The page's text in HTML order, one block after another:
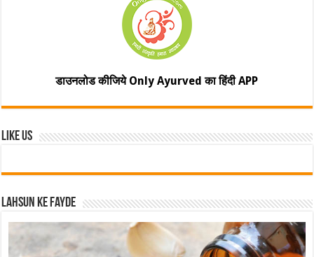
डाउनलोड कीजिये Only Ayurved का हिंदी APP
Like Us
Lahsun ke fayde